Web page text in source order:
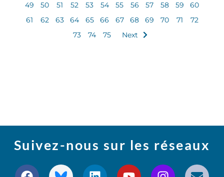
49
50 51 52 53 54 55 56 57 58 59
60
61
62 63 64 65 66 67 68 69 70 71
72
73
74 75 Next
Suivez-nous sur les réseaux